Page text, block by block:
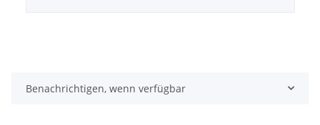
Benachrichtigen, wenn verfügbar